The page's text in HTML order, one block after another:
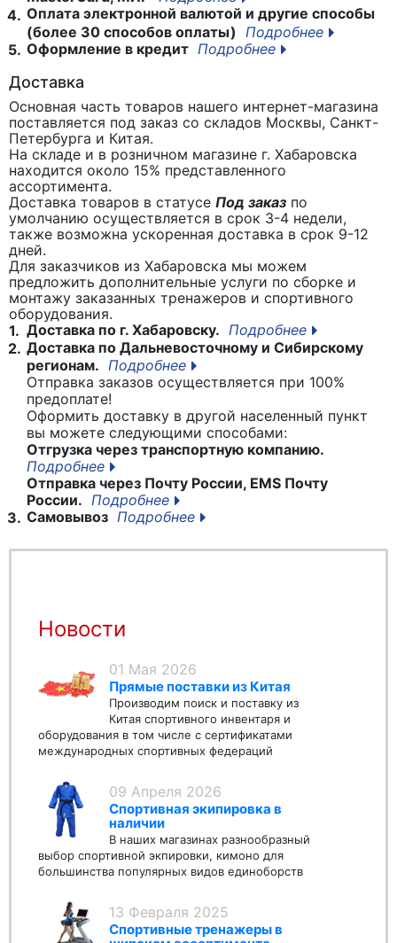
4. Оплата электронной валютой и другие способы
(более 30 способов оплаты)
Подробнее
5. Оформление в кредит Подробнее
Доставка
Основная часть товаров нашего интернет-магазина
поставляется под заказ со складов Москвы, Санкт-
Петербурга и Китая.
На складе и в розничном магазине г. Хабаровска
находится около 15% представленного
ассортимента.
Доставка товаров в статусе Под заказ по
умолчанию осуществляется в срок 3-4 недели,
также возможна ускоренная доставка в срок 9-12
дней.
Для заказчиков из Хабаровска мы можем
предложить дополнительные услуги по сборке и
монтажу заказанных тренажеров и спортивного
оборудования.
1. Доставка по г. Хабаровску. Подробнее
2. Доставка по Дальневосточному и Сибирскому
регионам. Подробнее
Отправка заказов осуществляется при 100%
предоплате!
Оформить доставку в другой населенный пункт
вы можете следующими способами:
Отгрузка через транспортную компанию.
Подробнее
Отправка через Почту России, EMS Почту
России. Подробнее
3. Самовывоз Подробнее
Новости
01 Мая 2026
Прямые поставки из Китая
Производим поиск и поставку из
Китая спортивного инвентаря и
оборудования в том числе с сертификатами
международных спортивных федераций
09 Апреля 2026
Спортивная экипировка в
наличии
В наших магазинах разнообразный
выбор спортивной экпировки, кимоно для
большинства популярных видов единоборств
13 Февраля 2025
Спортивные тренажеры в